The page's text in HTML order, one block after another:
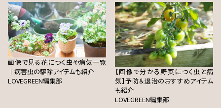
画像で見る花につく虫や病気一覧
｜病害虫の駆除アイテムも紹介
LOVEGREEN編集部
【画像で分かる野菜につく虫と病
気】予防＆退治のおすすめアイテム
も紹介
LOVEGREEN編集部